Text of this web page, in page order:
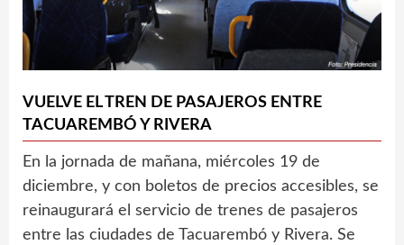
VUELVE EL TREN DE PASAJEROS ENTRE
TACUAREMBÓ Y RIVERA
En la jornada de mañana, miércoles 19 de
diciembre, y con boletos de precios accesibles, se
reinaugurará el servicio de trenes de pasajeros
entre las ciudades de Tacuarembó y Rivera. Se